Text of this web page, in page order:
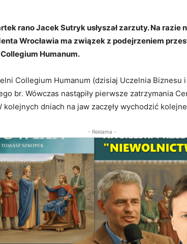
rano Jacek Sutryk usłyszał zarzuty. Na razie
Wrocławia ma związek z podejrzeniem
Humanum.
Collegium Humanum (dzisiaj Uczelnia Biznesu
br. Wówczas nastąpiły pierwsze zatrzymania
dniach na jaw zaczęły wychodzić kolejne
- Reklama -